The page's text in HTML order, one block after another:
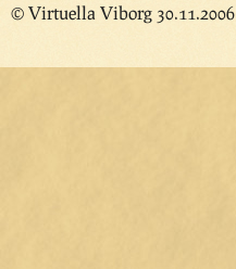
© Virtuella Viborg 30.11.2006